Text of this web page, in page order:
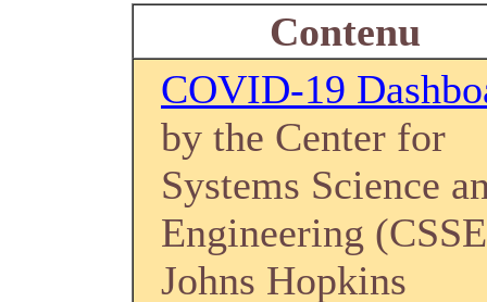
Contenu
COVID-19
by the Center for
Systems Science
Engineering
Johns Hopkins